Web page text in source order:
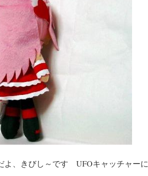
よ、きびし～です UFOキャッチャー